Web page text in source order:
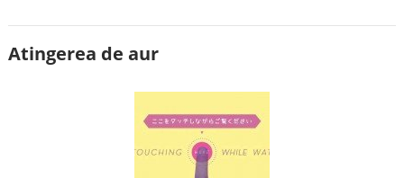
Atingerea de aur